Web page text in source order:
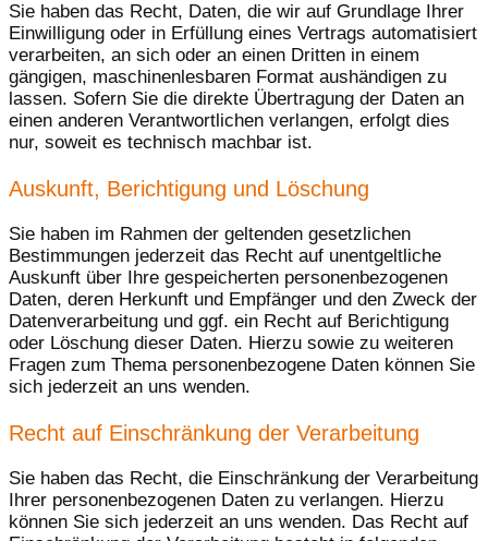
Sie haben das Recht, Daten, die wir auf Grundlage Ihrer
Einwilligung oder in Erfüllung eines Vertrags automatisiert
verarbeiten, an sich oder an einen Dritten in einem
gängigen, maschinenlesbaren Format aushändigen zu
lassen. Sofern Sie die direkte Übertragung der Daten an
einen anderen Verantwortlichen verlangen, erfolgt dies
nur, soweit es technisch machbar ist.
Auskunft, Berichtigung und Löschung
Sie haben im Rahmen der geltenden gesetzlichen
Bestimmungen jederzeit das Recht auf unentgeltliche
Auskunft über Ihre gespeicherten personenbezogenen
Daten, deren Herkunft und Empfänger und den Zweck der
Datenverarbeitung und ggf. ein Recht auf Berichtigung
oder Löschung dieser Daten. Hierzu sowie zu weiteren
Fragen zum Thema personenbezogene Daten können Sie
sich jederzeit an uns wenden.
Recht auf Einschränkung der Verarbeitung
Sie haben das Recht, die Einschränkung der Verarbeitung
Ihrer personenbezogenen Daten zu verlangen. Hierzu
können Sie sich jederzeit an uns wenden. Das Recht auf